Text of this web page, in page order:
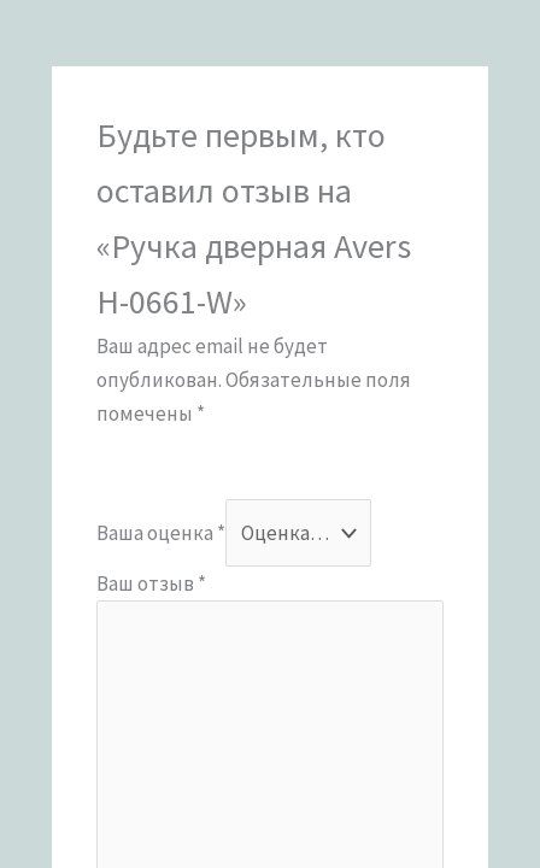
Будьте первым, кто
оставил отзыв на
«Ручка дверная Avers
H-0661-W»
Ваш адрес email не будет
опубликован.Обязательные поля
помечены *
Ваша оценка *
Ваш отзыв *